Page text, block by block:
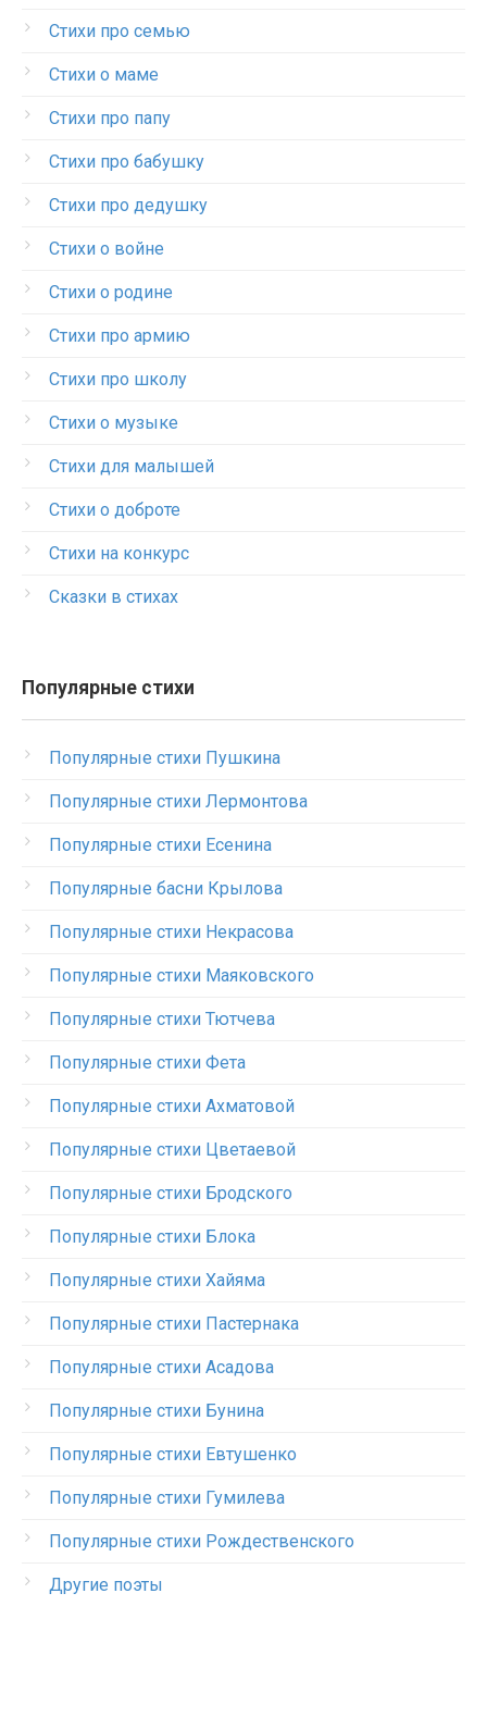
Стихи про семью
Стихи о маме
Стихи про папу
Стихи про бабушку
Стихи про дедушку
Стихи о войне
Стихи о родине
Стихи про армию
Стихи про школу
Стихи о музыке
Стихи для малышей
Стихи о доброте
Стихи на конкурс
Сказки в стихах
Популярные стихи
Популярные стихи Пушкина
Популярные стихи Лермонтова
Популярные стихи Есенина
Популярные басни Крылова
Популярные стихи Некрасова
Популярные стихи Маяковского
Популярные стихи Тютчева
Популярные стихи Фета
Популярные стихи Ахматовой
Популярные стихи Цветаевой
Популярные стихи Бродского
Популярные стихи Блока
Популярные стихи Хайяма
Популярные стихи Пастернака
Популярные стихи Асадова
Популярные стихи Бунина
Популярные стихи Евтушенко
Популярные стихи Гумилева
Популярные стихи Рождественского
Другие поэты